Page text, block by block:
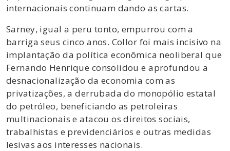
internacionais continuam dando as cartas.
Sarney, igual a peru tonto, empurrou com a
barriga seus cinco anos. Collor foi mais incisivo na
implantação da política econômica neoliberal que
Fernando Henrique consolidou e aprofundou a
desnacionalização da economia com as
privatizações, a derrubada do monopólio estatal
do petróleo, beneficiando as petroleiras
multinacionais e atacou os direitos sociais,
trabalhistas e previdenciários e outras medidas
lesivas aos interesses nacionais.